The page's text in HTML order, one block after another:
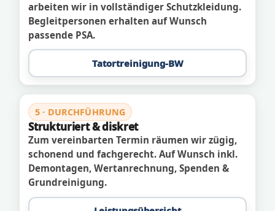
arbeiten wir in vollständiger Schutzkleidung.
Begleitpersonen erhalten auf Wunsch
passende PSA.
Tatortreinigung-BW
5 · DURCHFÜHRUNG
Strukturiert & diskret
Zum vereinbarten Termin räumen wir zügig,
schonend und fachgerecht. Auf Wunsch inkl.
Demontagen, Wertanrechnung, Spenden &
Grundreinigung.